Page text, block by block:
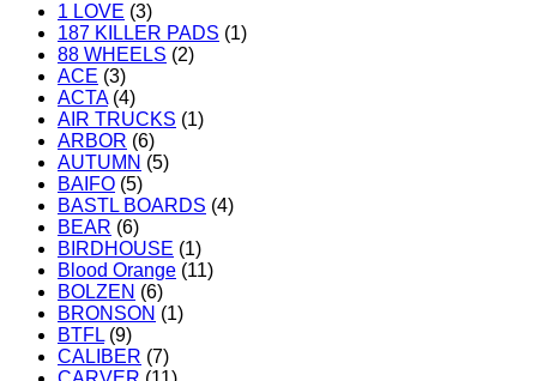
1 LOVE (3)
187 KILLER PADS (1)
88 WHEELS (2)
ACE (3)
ACTA (4)
AIR TRUCKS (1)
ARBOR (6)
AUTUMN (5)
BAIFO (5)
BASTL BOARDS (4)
BEAR (6)
BIRDHOUSE (1)
Blood Orange (11)
BOLZEN (6)
BRONSON (1)
BTFL (9)
CALIBER (7)